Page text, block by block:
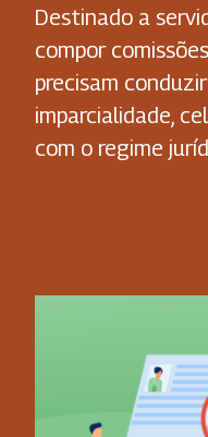
Destinado a
compor
precisam
imparcialidade,
com o regime